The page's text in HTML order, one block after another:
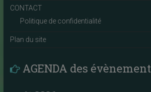
CONTACT
Politique de confidentialité
Plan du site
AGENDA des